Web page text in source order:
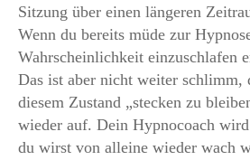
Sitzung über einen längeren
Wenn du bereits müde zur
Wahrscheinlichkeit einzuschlafen
Das ist aber nicht weiter schlimm,
diesem Zustand „stecken zu
wieder auf. Dein Hypnocoach
du wirst von alleine wieder wach